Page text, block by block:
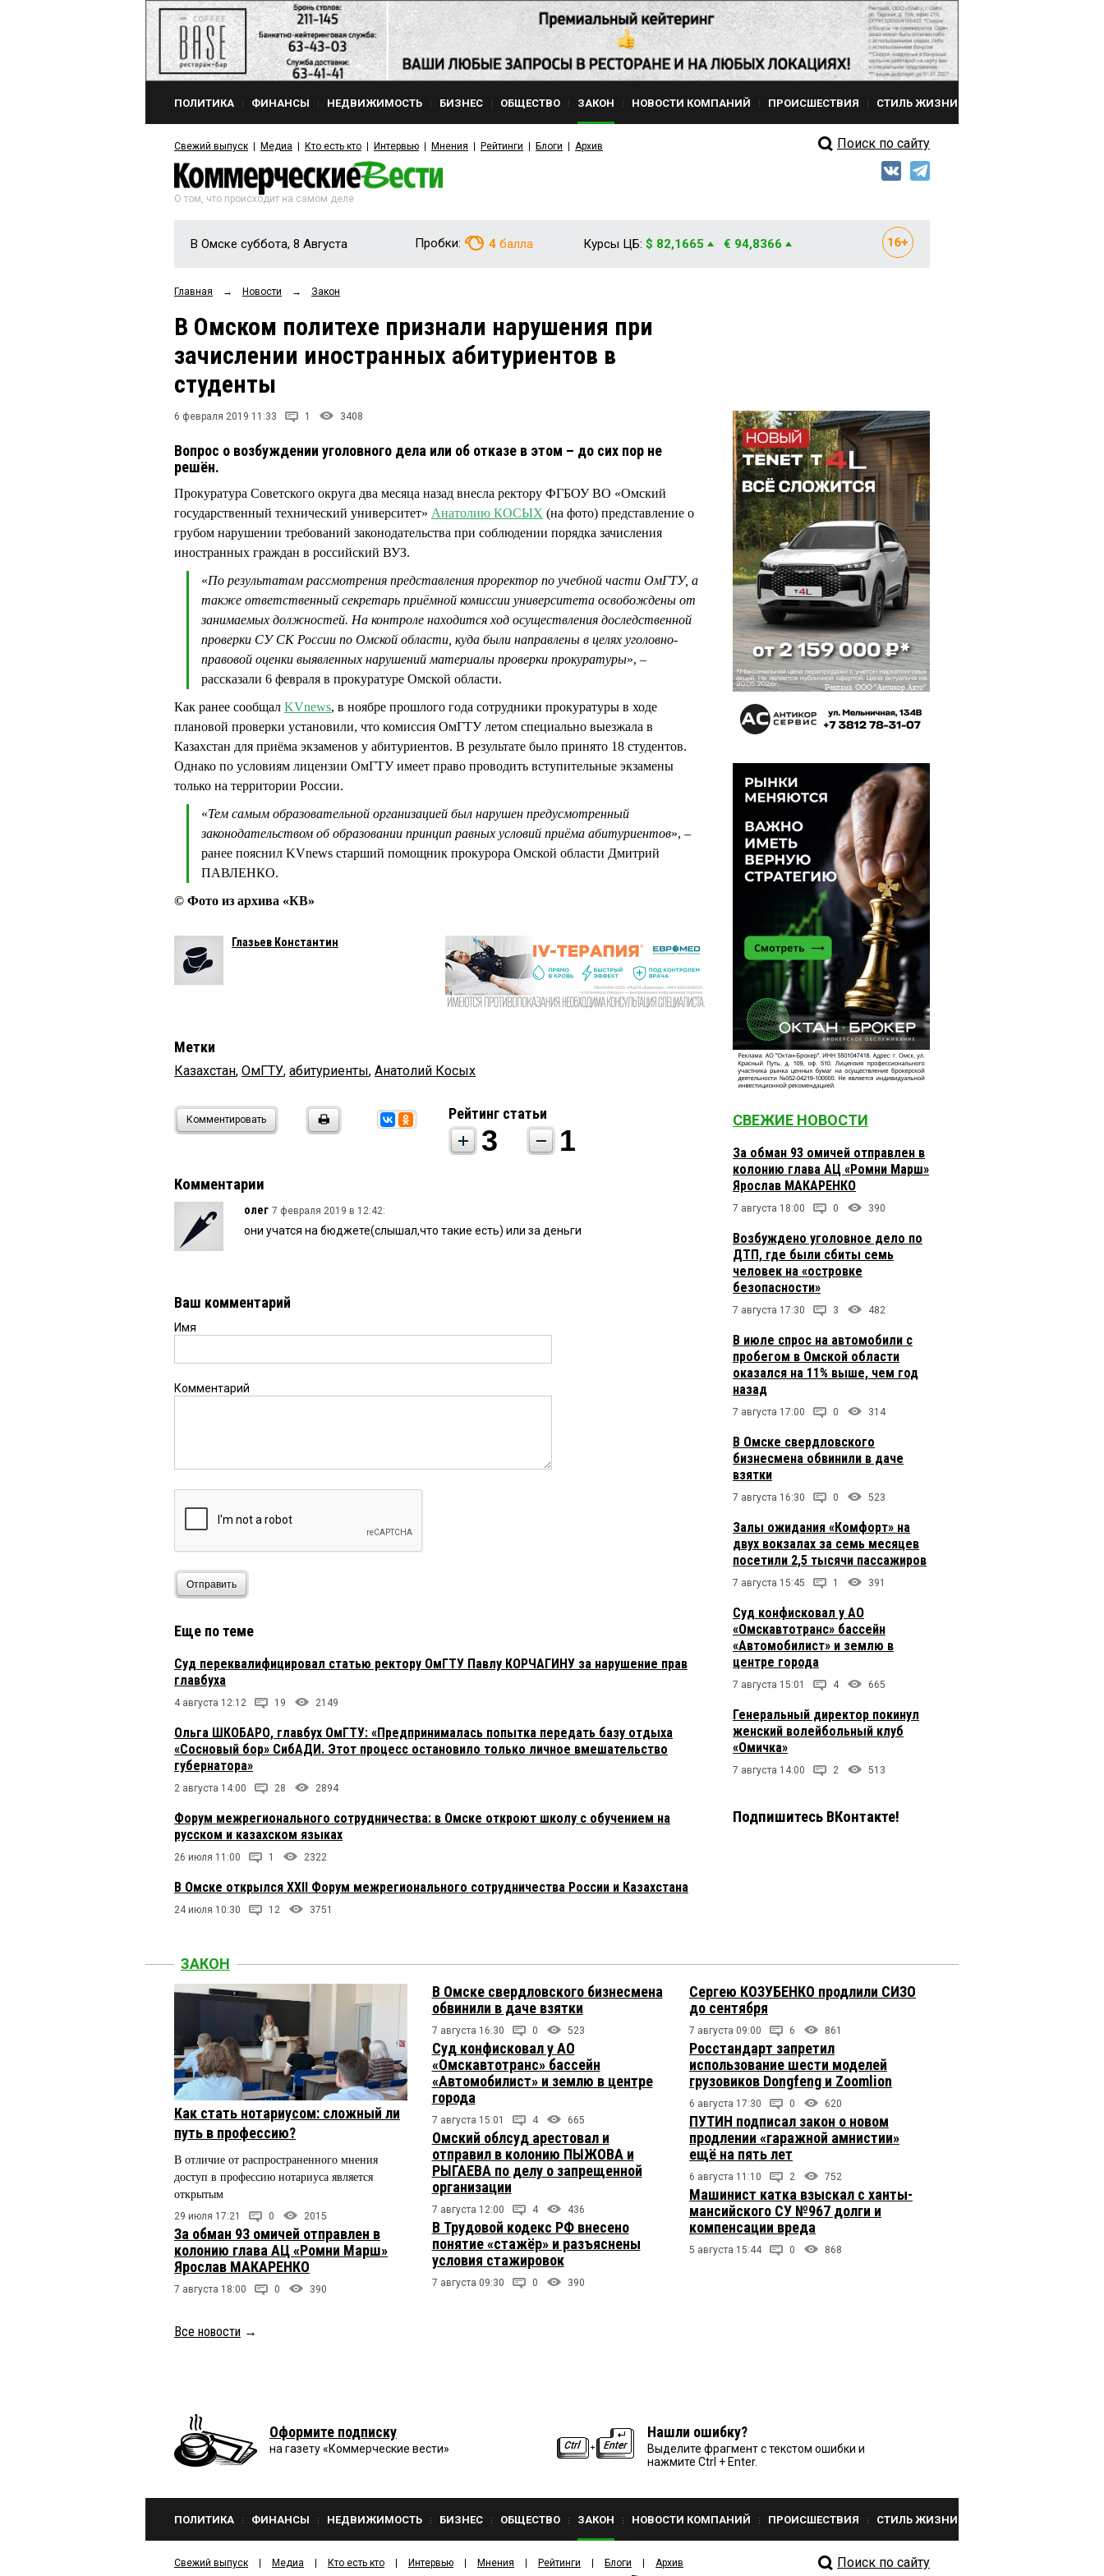
ПОЛИТИКА ФИНАНСЫ НЕДВИЖИМОСТЬ БИЗНЕС ОБЩЕСТВО ЗАКОН НОВОСТИ КОМПАНИЙ ПРОИСШЕСТВИЯ СТИЛЬ ЖИЗНИ
Свежий выпуск Медиа Кто есть кто Интервью Мнения Рейтинги Блоги Архив Поиск по сайту
О том, что происходит на самом деле
В Омске суббота, 8 Августа Пробки: 4 балла Курсы ЦБ: $ 82,1665 € 94,8366
Главная → Новости → Закон
В Омском политехе признали нарушения при
зачислении иностранных абитуриентов в
студенты
6 февраля 2019 11:33 1 3408
Вопрос о возбуждении уголовного дела или об отказе в этом – до сих пор не
решён.
Прокуратура Советского округа два месяца назад внесла ректору ФГБОУ ВО «Омский
государственный технический университет» Анатолию КОСЫХ (на фото) представление о
грубом нарушении требований законодательства при соблюдении порядка зачисления
иностранных граждан в российский ВУЗ.
«По результатам рассмотрения представления проректор по учебной части ОмГТУ, а
также ответственный секретарь приёмной комиссии университета освобождены от
занимаемых должностей. На контроле находится ход осуществления доследственной
проверки СУ СК России по Омской области, куда были направлены в целях уголовно-
правовой оценки выявленных нарушений материалы проверки прокуратуры», –
рассказали 6 февраля в прокуратуре Омской области.
Как ранее сообщал KVnews, в ноябре прошлого года сотрудники прокуратуры в ходе
плановой проверки установили, что комиссия ОмГТУ летом специально выезжала в
Казахстан для приёма экзаменов у абитуриентов. В результате было принято 18 студентов.
Однако по условиям лицензии ОмГТУ имеет право проводить вступительные экзамены
только на территории России.
«Тем самым образовательной организацией был нарушен предусмотренный
законодательством об образовании принцип равных условий приёма абитуриентов», –
ранее пояснил KVnews старший помощник прокурора Омской области Дмитрий
ПАВЛЕНКО.
© Фото из архива «КВ»
Глазьев Константин
Метки
Казахстан, ОмГТУ, абитуриенты, Анатолий Косых
Комментировать Рейтинг статьи
3 1
Комментарии
олег 7 февраля 2019 в 12:42:
они учатся на бюджете(слышал,что такие есть) или за деньги
Ваш комментарий
Имя
Комментарий
Отправить
Еще по теме
Суд переквалифицировал статью ректору ОмГТУ Павлу КОРЧАГИНУ за нарушение прав
главбуха
4 августа 12:12 19 2149
Ольга ШКОБАРО, главбух ОмГТУ: «Предпринималась попытка передать базу отдыха
«Сосновый бор» СибАДИ. Этот процесс остановило только личное вмешательство
губернатора»
2 августа 14:00 28 2894
Форум межрегионального сотрудничества: в Омске откроют школу с обучением на
русском и казахском языках
26 июля 11:00 1 2322
В Омске открылся XXII Форум межрегионального сотрудничества России и Казахстана
24 июля 10:30 12 3751
СВЕЖИЕ НОВОСТИ
За обман 93 омичей отправлен в
колонию глава АЦ «Ромни Марш»
Ярослав МАКАРЕНКО
7 августа 18:00 0 390
Возбуждено уголовное дело по
ДТП, где были сбиты семь
человек на «островке
безопасности»
7 августа 17:30 3 482
В июле спрос на автомобили с
пробегом в Омской области
оказался на 11% выше, чем год
назад
7 августа 17:00 0 314
В Омске свердловского
бизнесмена обвинили в даче
взятки
7 августа 16:30 0 523
Залы ожидания «Комфорт» на
двух вокзалах за семь месяцев
посетили 2,5 тысячи пассажиров
7 августа 15:45 1 391
Суд конфисковал у АО
«Омскавтотранс» бассейн
«Автомобилист» и землю в
центре города
7 августа 15:01 4 665
Генеральный директор покинул
женский волейбольный клуб
«Омичка»
7 августа 14:00 2 513
Подпишитесь ВКонтакте!
ЗАКОН
Как стать нотариусом: сложный ли
путь в профессию?
В отличие от распространенного мнения
доступ в профессию нотариуса является
открытым
29 июля 17:21 0 2015
За обман 93 омичей отправлен в
колонию глава АЦ «Ромни Марш»
Ярослав МАКАРЕНКО
7 августа 18:00 0 390
В Омске свердловского бизнесмена
обвинили в даче взятки
7 августа 16:30 0 523
Суд конфисковал у АО
«Омскавтотранс» бассейн
«Автомобилист» и землю в центре
города
7 августа 15:01 4 665
Омский облсуд арестовал и
отправил в колонию ПЫЖОВА и
РЫГАЕВА по делу о запрещенной
организации
7 августа 12:00 4 436
В Трудовой кодекс РФ внесено
понятие «стажёр» и разъяснены
условия стажировок
7 августа 09:30 0 390
Сергею КОЗУБЕНКО продлили СИЗО
до сентября
7 августа 09:00 6 861
Росстандарт запретил
использование шести моделей
грузовиков Dongfeng и Zoomlion
6 августа 17:30 0 620
ПУТИН подписал закон о новом
продлении «гаражной амнистии»
ещё на пять лет
6 августа 11:10 2 752
Машинист катка взыскал с ханты-
мансийского СУ №967 долги и
компенсации вреда
5 августа 15:44 0 868
Все новости →
Оформите подписку
на газету «Коммерческие вести»
Нашли ошибку?
Выделите фрагмент с текстом ошибки и
нажмите Ctrl + Enter.
ПОЛИТИКА ФИНАНСЫ НЕДВИЖИМОСТЬ БИЗНЕС ОБЩЕСТВО ЗАКОН НОВОСТИ КОМПАНИЙ ПРОИСШЕСТВИЯ СТИЛЬ ЖИЗНИ
Свежий выпуск Медиа Кто есть кто Интервью Мнения Рейтинги Блоги Архив Поиск по сайту